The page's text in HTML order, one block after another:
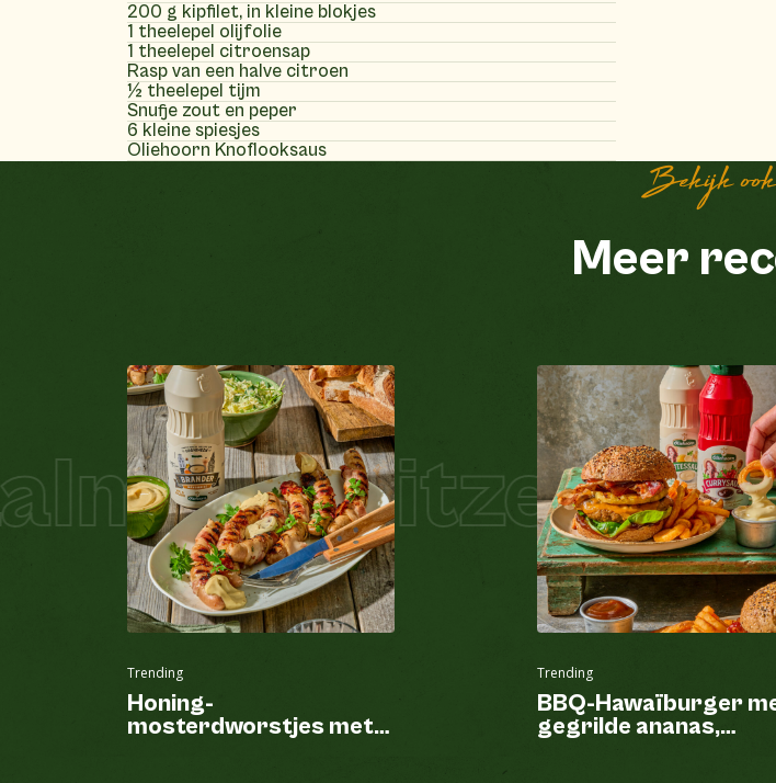
200 g kipfilet, in kleine blokjes
1 theelepel olijfolie
1 theelepel citroensap
Rasp van een halve citroen
½ theelepel tijm
Snufje zout en peper
6 kleine spiesjes
Oliehoorn Knoflooksaus
Bekijk ook
Meer
Schnitzel
Trending
Honing-
mosterdworstjes met
Trending
BBQ-Hawaïburger
gegrilde ananas,